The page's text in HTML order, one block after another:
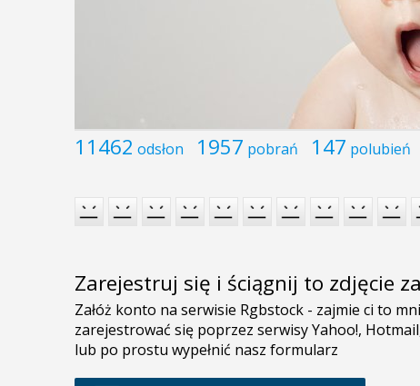
11462 odsłon 1957 pobrań 147 polubień
Zarejestruj się i ściągnij to zdjęcie